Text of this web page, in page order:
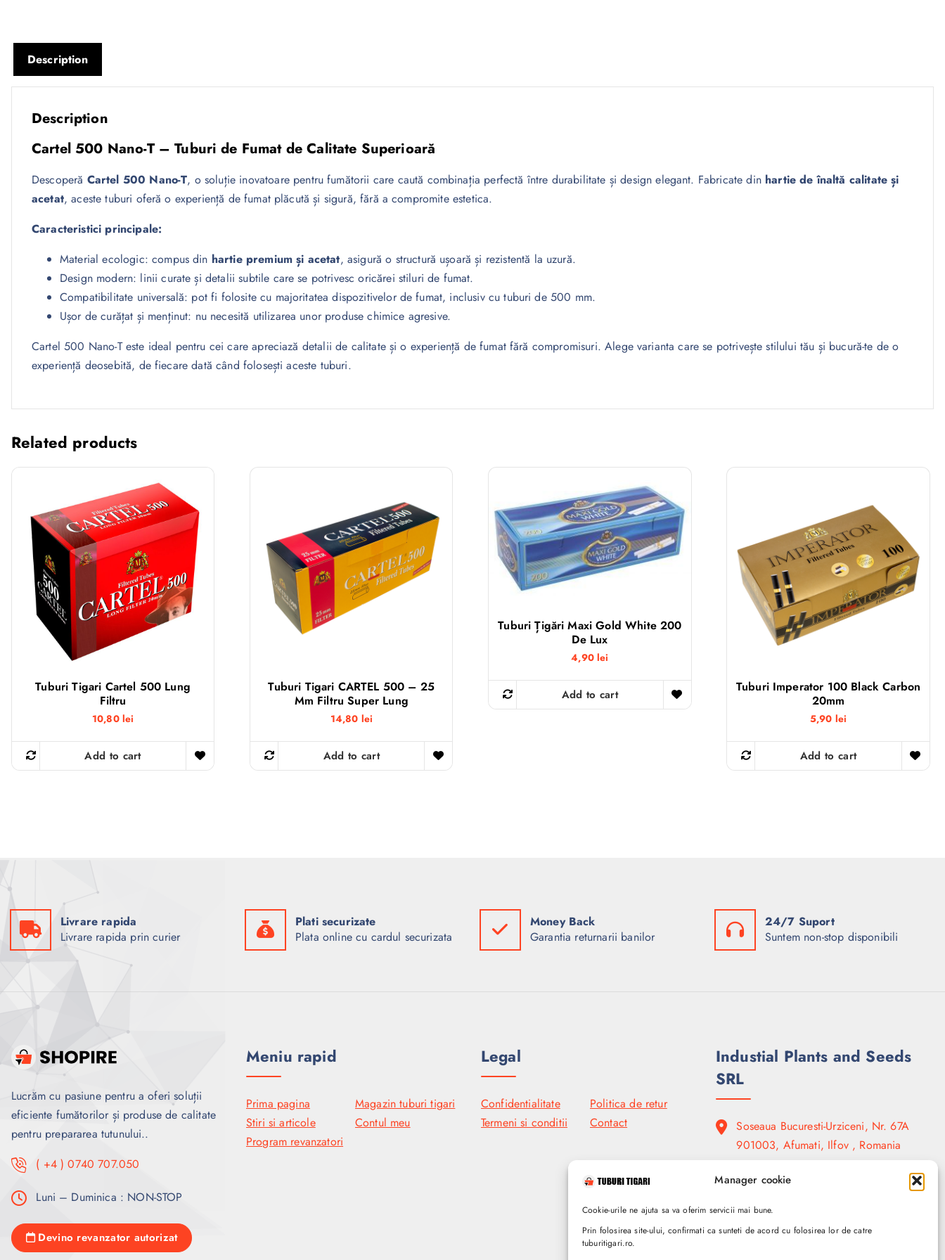
Manager cookie
Cookie-urile ne ajuta sa va oferim servicii mai bune.
Prin folosirea site-ului, confirmati ca sunteti de acord cu folosirea lor de catre
tuburitigari.ro.
Description
Description
Cartel 500 Nano-T – Tuburi de Fumat de Calitate Superioară
Descoperă Cartel 500 Nano-T, o soluție inovatoare pentru fumătorii care caută combinația perfectă între durabilitate și design elegant. Fabricate din hartie de înaltă calitate și
acetat, aceste tuburi oferă o experiență de fumat plăcută și sigură, fără a compromite estetica.
Caracteristici principale:
Material ecologic: compus din hartie premium și acetat, asigură o structură ușoară și rezistentă la uzură.
Design modern: linii curate și detalii subtile care se potrivesc oricărei stiluri de fumat.
Compatibilitate universală: pot fi folosite cu majoritatea dispozitivelor de fumat, inclusiv cu tuburi de 500 mm.
Ușor de curățat și menținut: nu necesită utilizarea unor produse chimice agresive.
Cartel 500 Nano-T este ideal pentru cei care apreciază detalii de calitate și o experiență de fumat fără compromisuri. Alege varianta care se potrivește stilului tău și bucură-te de o
experiență deosebită, de fiecare dată când folosești aceste tuburi.
Related products
Tuburi Tigari Cartel 500 Lung
Filtru
10,80 lei
Add to cart
Tuburi Tigari CARTEL 500 – 25
Mm Filtru Super Lung
14,80 lei
Add to cart
Tuburi Țigări Maxi Gold White 200
De Lux
4,90lei
Add to cart
Tuburi Imperator 100 Black Carbon
20mm
5,90 lei
Add to cart
Livrare rapida
Livrare rapida prin curier
Plati securizate
Plata online cu cardul securizata
Money Back
Garantia returnarii banilor
24/7 Suport
Suntem non-stop disponibili
Lucrăm cu pasiune pentru a oferi soluții
eficiente fumătorilor și produse de calitate
pentru prepararea tutunului..
( +4 ) 0740 707.050
Luni – Duminica : NON-STOP
Devino revanzator autorizat
Meniu rapid
Prima pagina
Magazin tuburi tigari
Stiri si articole
Contul meu
Program revanzatori
Legal
Confidentialitate
Politica de retur
Termeni si conditii
Contact
Industial Plants and Seeds
SRL
Soseaua Bucuresti-Urziceni, Nr. 67A
901003, Afumati, Ilfov , Romania
( +4 ) 0740 707.050